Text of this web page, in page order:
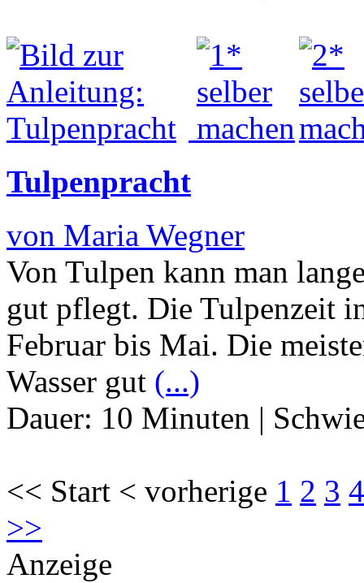
Tulpenpracht
von Maria Wegner
Von Tulpen kann man
gut pflegt. Die Tulpenzeit
Februar bis Mai. Die
Wasser gut (...)
Dauer: 10 Minuten |
<< Start < vorherige 1 2 3 4
>>
Anzeige